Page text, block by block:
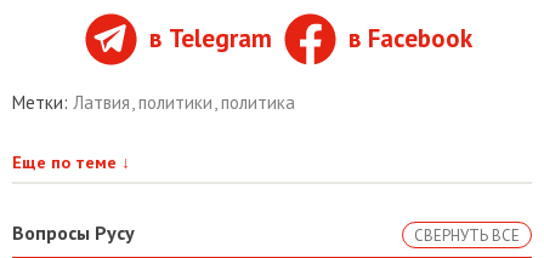
в Telegram в Facebook
Метки: Латвия политики политика
Еще по теме ↓
Вопросы Русу СВЕРНУТЬ ВСЕ